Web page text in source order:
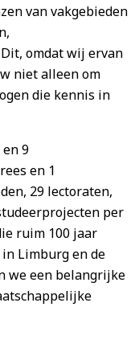
van vakgebieden
omdat wij ervan
niet alleen om
die kennis in
9
en 1
29 lectoraten,
per
ruim 100 jaar
Limburg en de
we een belangrijke